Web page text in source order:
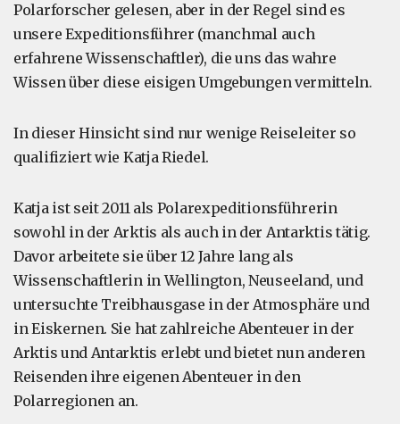
Polarforscher gelesen, aber in der Regel sind es
unsere Expeditionsführer (manchmal auch
erfahrene Wissenschaftler), die uns das wahre
Wissen über diese eisigen Umgebungen vermitteln.
In dieser Hinsicht sind nur wenige Reiseleiter so
qualifiziert wie Katja Riedel.
Katja ist seit 2011 als Polarexpeditionsführerin
sowohl in der Arktis als auch in der Antarktis tätig.
Davor arbeitete sie über 12 Jahre lang als
Wissenschaftlerin in Wellington, Neuseeland, und
untersuchte Treibhausgase in der Atmosphäre und
in Eiskernen. Sie hat zahlreiche Abenteuer in der
Arktis und Antarktis erlebt und bietet nun anderen
Reisenden ihre eigenen Abenteuer in den
Polarregionen an.